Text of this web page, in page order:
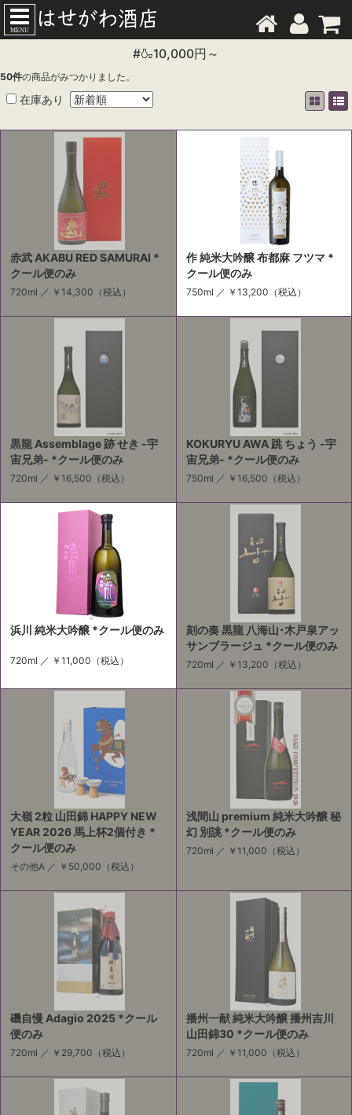
MENU
#🍶10,000円～
50件の商品がみつかりました。
在庫あり
赤武 AKABU RED SAMURAI *
クール便のみ
720ml ／ ￥14,300 （税込）
作 純米大吟醸 布都麻 フツマ *
クール便のみ
750ml ／ ￥13,200 （税込）
黒龍 Assemblage 跡 せき -宇
宙兄弟- *クール便のみ
720ml ／ ￥16,500 （税込）
KOKURYU AWA 跳 ちょう -宇
宙兄弟- *クール便のみ
750ml ／ ￥16,500 （税込）
浜川 純米大吟醸 *クール便のみ
720ml ／ ￥11,000 （税込）
刻の奏 黒龍 八海山･木戸泉アッ
サンブラージュ *クール便のみ
720ml ／ ￥13,200 （税込）
大嶺 2粒 山田錦 HAPPY NEW
YEAR 2026 馬上杯2個付き *
クール便のみ
その他A ／ ￥50,000 （税込）
浅間山 premium 純米大吟醸 秘
幻 別誂 *クール便のみ
720ml ／ ￥11,000 （税込）
磯自慢 Adagio 2025 *クール
便のみ
720ml ／ ￥29,700 （税込）
播州一献 純米大吟醸 播州吉川
山田錦30 *クール便のみ
720ml ／ ￥11,000 （税込）